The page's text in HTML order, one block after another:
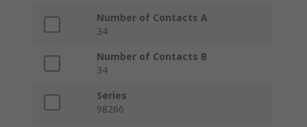
Number of Contacts A
34
Number of Contacts B
34
Series
98266